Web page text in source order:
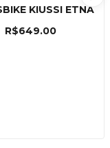
KIUSSI ETNA
R$649.00